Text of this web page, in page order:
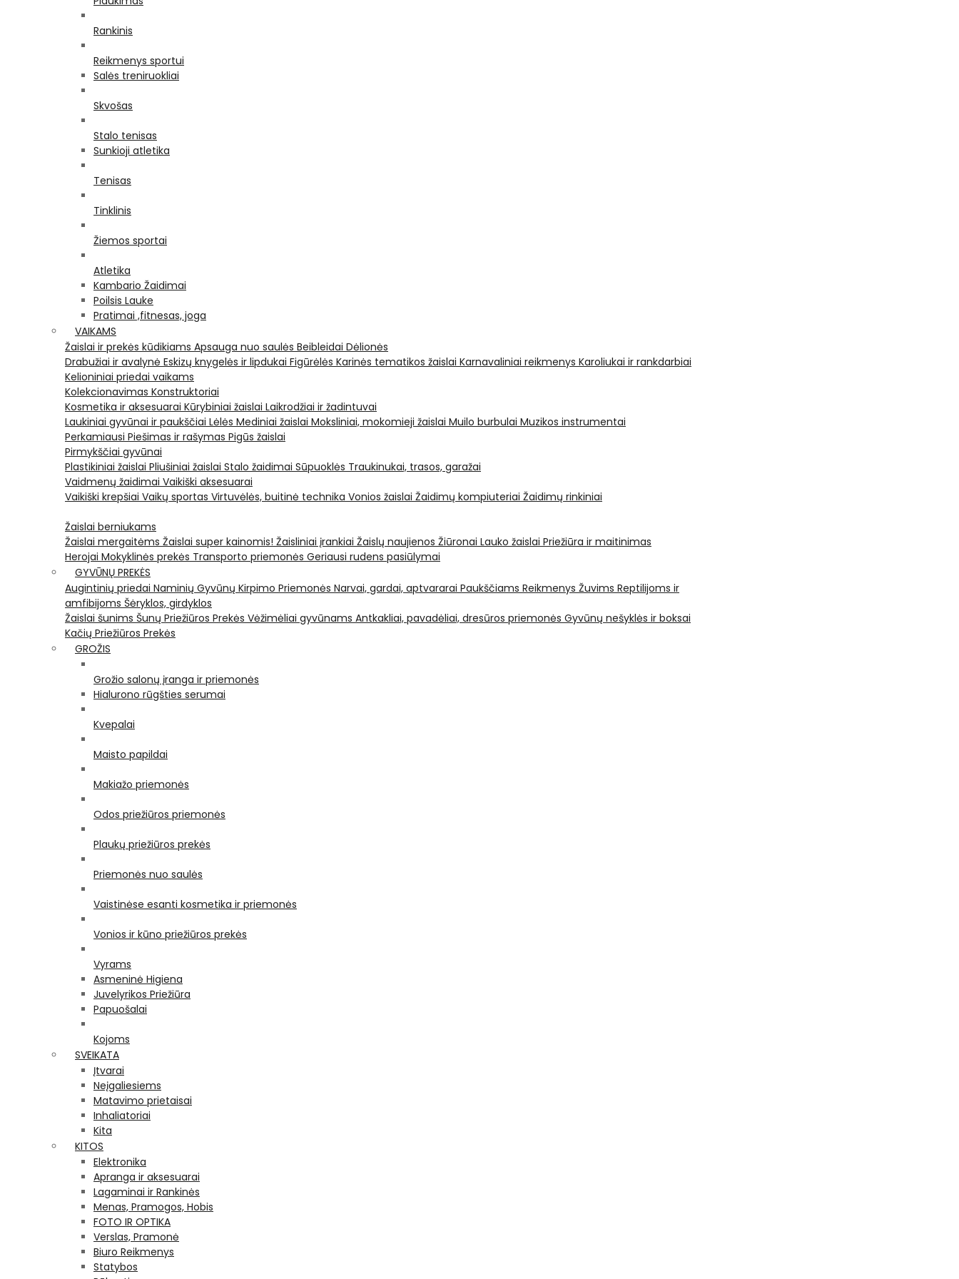
Rankinis
Reikmenys sportui
Salės treniruokliai
Skvošas
Stalo tenisas
Sunkioji atletika
Tenisas
Tinklinis
Žiemos sportai
Atletika
Kambario Žaidimai
Poilsis Lauke
Pratimai ,fitnesas, joga
VAIKAMS
Žaislai ir prekės kūdikiams Apsauga nuo saulės Beibleidai Dėlionės
Drabužiai ir avalynė Eskizų knygelės ir lipdukai Figūrėlės Karinės tematikos žaislai Karnavaliniai reikmenys Karoliukai ir rankdarbiai
Kelioniniai priedai vaikams
Kolekcionavimas Konstruktoriai
Kosmetika ir aksesuarai Kūrybiniai žaislai Laikrodžiai ir žadintuvai
Laukiniai gyvūnai ir paukščiai Lėlės Mediniai žaislai Moksliniai, mokomieji žaislai Muilo burbulai Muzikos instrumentai
Perkamiausi Piešimas ir rašymas Pigūs žaislai
Pirmykščiai gyvūnai
Plastikiniai žaislai Pliušiniai žaislai Stalo žaidimai Sūpuoklės Traukinukai, trasos, garažai
Vaidmenų žaidimai Vaikiški aksesuarai
Vaikiški krepšiai Vaikų sportas Virtuvėlės, buitinė technika Vonios žaislai Žaidimų kompiuteriai Žaidimų rinkiniai
Žaislai berniukams
Žaislai mergaitėms Žaislai super kainomis! Žaisliniai įrankiai Žaislų naujienos Žiūronai Lauko žaislai Priežiūra ir maitinimas
Herojai Mokyklinės prekės Transporto priemonės Geriausi rudens pasiūlymai
GYVŪNŲ PREKĖS
Augintinių priedai Naminių Gyvūnų Kirpimo Priemonės Narvai, gardai, aptvararai Paukščiams Reikmenys Žuvims Reptilijoms ir
amfibijoms Šėryklos, girdyklos
Žaislai šunims Šunų Priežiūros Prekės Vėžimėliai gyvūnams Antkakliai, pavadėliai, dresūros priemonės Gyvūnų nešyklės ir boksai
Kačių Priežiūros Prekės
GROŽIS
Grožio salonų įranga ir priemonės
Hialurono rūgšties serumai
Kvepalai
Maisto papildai
Makiažo priemonės
Odos priežiūros priemonės
Plaukų priežiūros prekės
Priemonės nuo saulės
Vaistinėse esanti kosmetika ir priemonės
Vonios ir kūno priežiūros prekės
Vyrams
Asmeninė Higiena
Juvelyrikos Priežiūra
Papuošalai
Kojoms
SVEIKATA
Įtvarai
Neįgaliesiems
Matavimo prietaisai
Inhaliatoriai
Kita
KITOS
Elektronika
Apranga ir aksesuarai
Lagaminai ir Rankinės
Menas, Pramogos, Hobis
FOTO IR OPTIKA
Verslas, Pramonė
Biuro Reikmenys
Statybos